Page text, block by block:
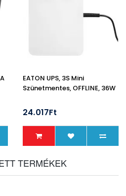
EATON UPS, 3S Mini
Szünetmentes, OFFLINE, 36W
24.017Ft
TERMÉKEK